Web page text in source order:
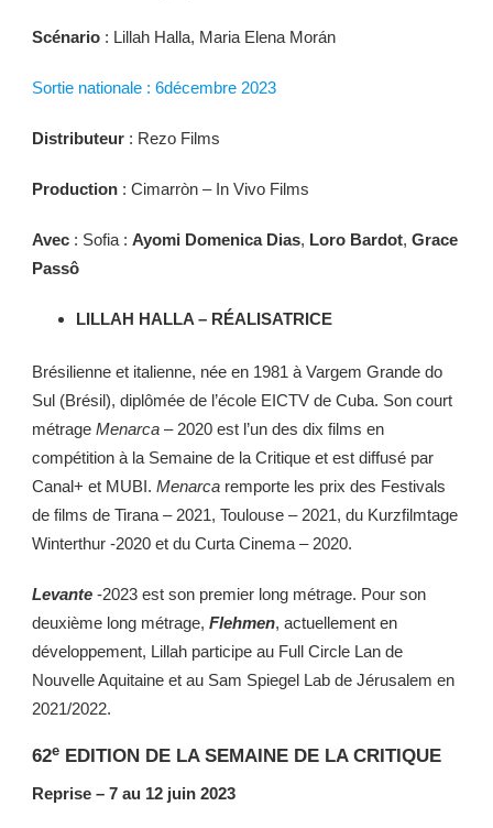
Scénario : Lillah Halla, Maria Elena Morán
Sortie nationale : 6décembre 2023
Distributeur : Rezo Films
Production : Cimarròn – In Vivo Films
Avec : Sofia : Ayomi Domenica Dias, Loro Bardot, Grace
Passô
LILLAH HALLA – RÉALISATRICE
Brésilienne et italienne, née en 1981 à Vargem Grande do
Sul (Brésil), diplômée de l’école EICTV de Cuba. Son court
métrage Menarca – 2020 est l’un des dix films en
compétition à la Semaine de la Critique et est diffusé par
Canal+ et MUBI. Menarca remporte les prix des Festivals
de films de Tirana – 2021, Toulouse – 2021, du Kurzfilmtage
Winterthur -2020 et du Curta Cinema – 2020.
Levante -2023 est son premier long métrage. Pour son
deuxième long métrage, Flehmen, actuellement en
développement, Lillah participe au Full Circle Lan de
Nouvelle Aquitaine et au Sam Spiegel Lab de Jérusalem en
2021/2022.
62e EDITION DE LA SEMAINE DE LA CRITIQUE
Reprise – 7 au 12 juin 2023